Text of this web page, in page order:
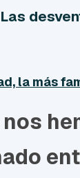
Las
la más